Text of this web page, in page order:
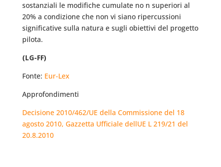
sostanziali le modifiche cumulate no n superiori al
20% a condizione che non vi siano ripercussioni
significative sulla natura e sugli obiettivi del progetto
pilota.
(LG-FF)
Fonte: Eur-Lex
Approfondimenti
Decisione 2010/462/UE della Commissione del 18
agosto 2010, Gazzetta Ufficiale dellUE L 219/21 del
20.8.2010